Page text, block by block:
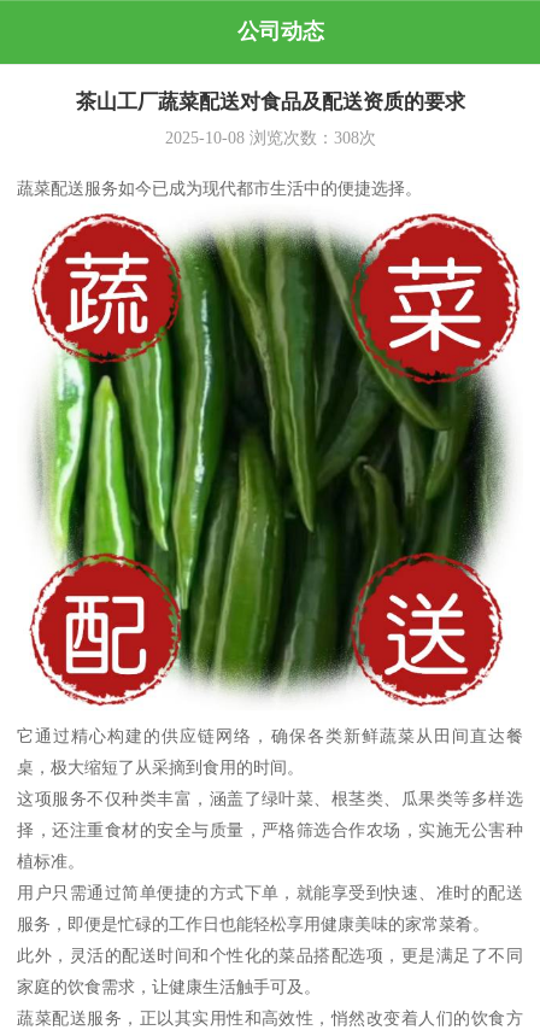
公司动态
茶山工厂蔬菜配送对食品及配送资质的要求
2025-10-08浏览次数： 308次
蔬菜配送服务如今已成为现代都市生活中的便捷选择。
它通过精心构建的供应链网络，确保各类新鲜蔬菜从田间直达餐
桌，极大缩短了从采摘到食用的时间。
这项服务不仅种类丰富，涵盖了绿叶菜、根茎类、瓜果类等多样选
择，还注重食材的安全与质量，严格筛选合作农场，实施无公害种
植标准。
用户只需通过简单便捷的方式下单，就能享受到快速、准时的配送
服务，即便是忙碌的工作日也能轻松享用健康美味的家常菜肴。
此外，灵活的配送时间和个性化的菜品搭配选项，更是满足了不同
家庭的饮食需求，让健康生活触手可及。
蔬菜配送服务，正以其实用性和高效性，悄然改变着人们的饮食方